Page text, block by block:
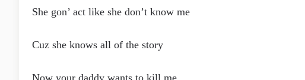
She gon’ act like she don’t know me
Cuz she knows all of the story
Now your daddy wants to kill me